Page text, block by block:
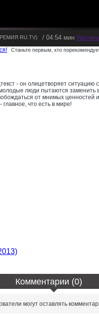
RU.TV) / 04:54 мин
Станьте первым, кто
- он олицетворяет
люди пытаются
от мнимых ценностей
что есть в мире!
Комментарии (0)
могут оставлять